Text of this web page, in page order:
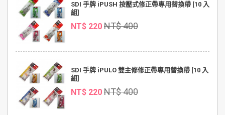
SDI 手牌 iPUSH 按壓式修正帶專用替換帶 [10 入
組]
NT$ 220 NT$ 400
SDI 手牌 iPULO 雙主修修正帶專用替換帶 [10 入
組]
NT$ 220 NT$ 400